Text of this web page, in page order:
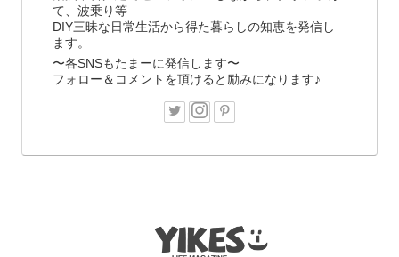
て、波乗り等
DIY三昧な日常生活から得た暮らしの知恵を発信し
ます。
〜各SNSもたまーに発信します〜
フォロー＆コメントを頂けると励みになります♪